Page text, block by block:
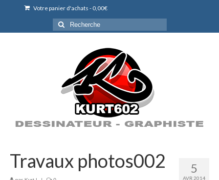
Votre panier d'achats - 0,00€
Rechercher
:
5
AVR 2014
Travaux photos002